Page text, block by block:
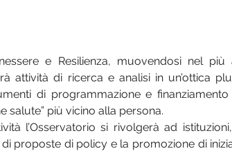
e Resilienza, muovendosi nel
attività di ricerca e analisi in un’ottica
di programmazione e
salute” più vicino alla persona.
l’Osservatorio si rivolgerà ad
proposte di policy e la promozione di